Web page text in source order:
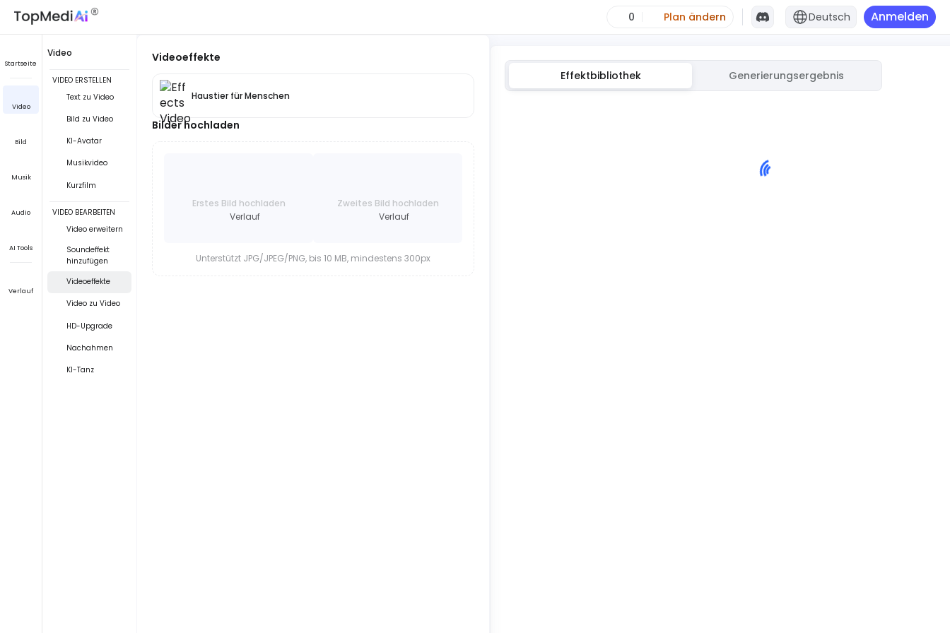
0 Plan ändern Deutsch Anmelden
Startseite
Video
Bild
Musik
Audio
AI Tools
Verlauf
Video
VIDEO ERSTELLEN
Text zu Video
Bild zu Video
KI-Avatar
Musikvideo
Kurzfilm
VIDEO BEARBEITEN
Video erweitern
Soundeffekt
hinzufügen
Videoeffekte
Video zu Video
HD-Upgrade
Nachahmen
KI-Tanz
Videoeffekte
Haustier für Menschen
Bilder hochladen
Erstes Bild hochladen
Verlauf
Zweites Bild hochladen
Verlauf
Unterstützt JPG/JPEG/PNG, bis 10 MB, mindestens 300px
Effektbibliothek Generierungsergebnis